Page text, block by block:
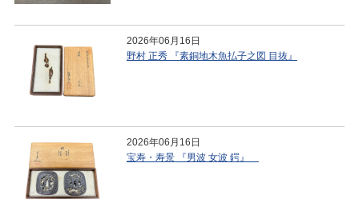
2026年06月16日
野村 正秀 『素銅地木魚払子之図 目抜』
2026年06月16日
宝寿・寿景 『男波 女波 鍔』